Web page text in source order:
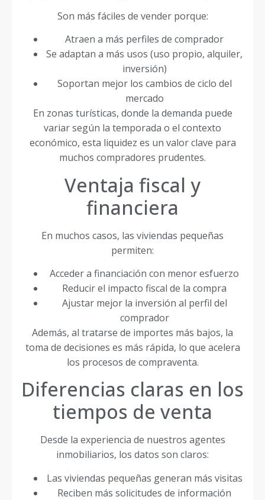
Son más fáciles de vender porque:
Atraen a más perfiles de comprador
Se adaptan a más usos (uso propio, alquiler,
inversión)
Soportan mejor los cambios de ciclo del
mercado
En zonas turísticas, donde la demanda puede
variar según la temporada o el contexto
económico, esta liquidez es un valor clave para
muchos compradores prudentes.
Ventaja fiscal y
financiera
En muchos casos, las viviendas pequeñas
permiten:
Acceder a financiación con menor esfuerzo
Reducir el impacto fiscal de la compra
Ajustar mejor la inversión al perfil del
comprador
Además, al tratarse de importes más bajos, la
toma de decisiones es más rápida, lo que acelera
los procesos de compraventa.
Diferencias claras en los
tiempos de venta
Desde la experiencia de nuestros agentes
inmobiliarios, los datos son claros:
Las viviendas pequeñas generan más visitas
Reciben más solicitudes de información